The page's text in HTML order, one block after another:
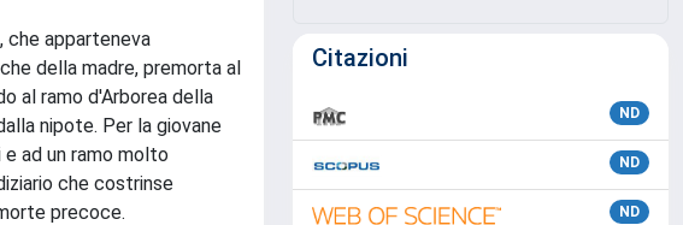
che apparteneva
della madre, premorta al
al ramo d'Arborea della
nipote. Per la giovane
ad un ramo molto
che costrinse
precoce.
Citazioni
ND
ND
ND